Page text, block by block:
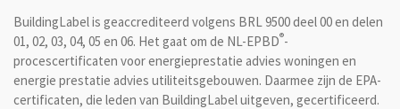
BuildingLabel is geaccrediteerd volgens BRL 9500 deel 00 en delen
01, 02, 03, 04, 05 en 06. Het gaat om de NL-EPBD®-
procescertificaten voor energieprestatie advies woningen en
energie prestatie advies utiliteitsgebouwen. Daarmee zijn de EPA-
certificaten, die leden van BuildingLabel uitgeven, gecertificeerd.